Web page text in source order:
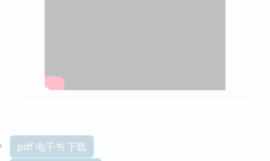
pdf 电子书 下载